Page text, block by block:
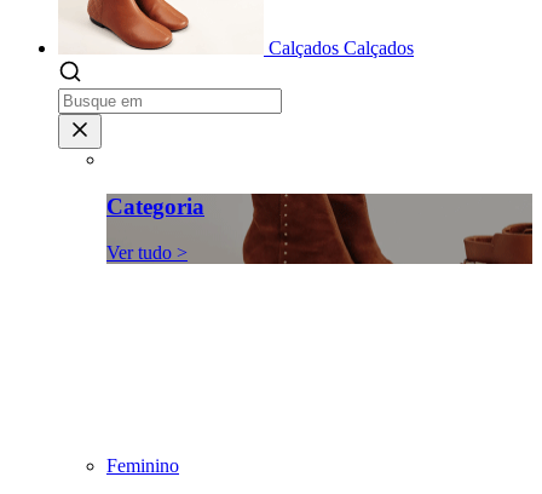
Calçados Calçados
Categoria
Ver tudo >
Feminino